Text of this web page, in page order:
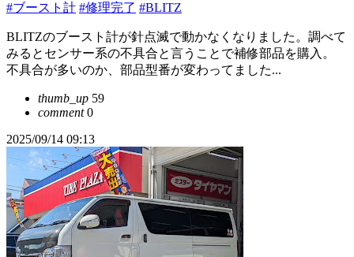
#ブースト計 #修理完了 #BLITZ
BLITZのブースト計が針点滅で動かなくなりました。調べて
みるとセンサー系の不具合と言うことで補修部品を購入。
不具合が多いのか、部品型番が変わってました...
thumb_up 59
comment0
2025/09/14 09:13